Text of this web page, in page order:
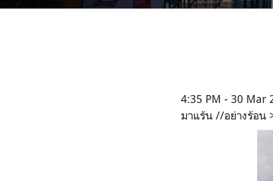
4:35 PM - 30 Mar
มาแร้น //อย่างร้อน